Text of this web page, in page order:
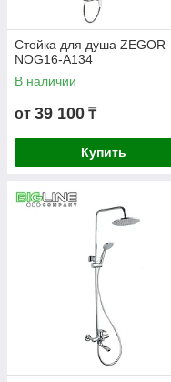
Стойка для душа ZEGOR
NOG16-A134
В наличии
от 39 100 ₸
Купить